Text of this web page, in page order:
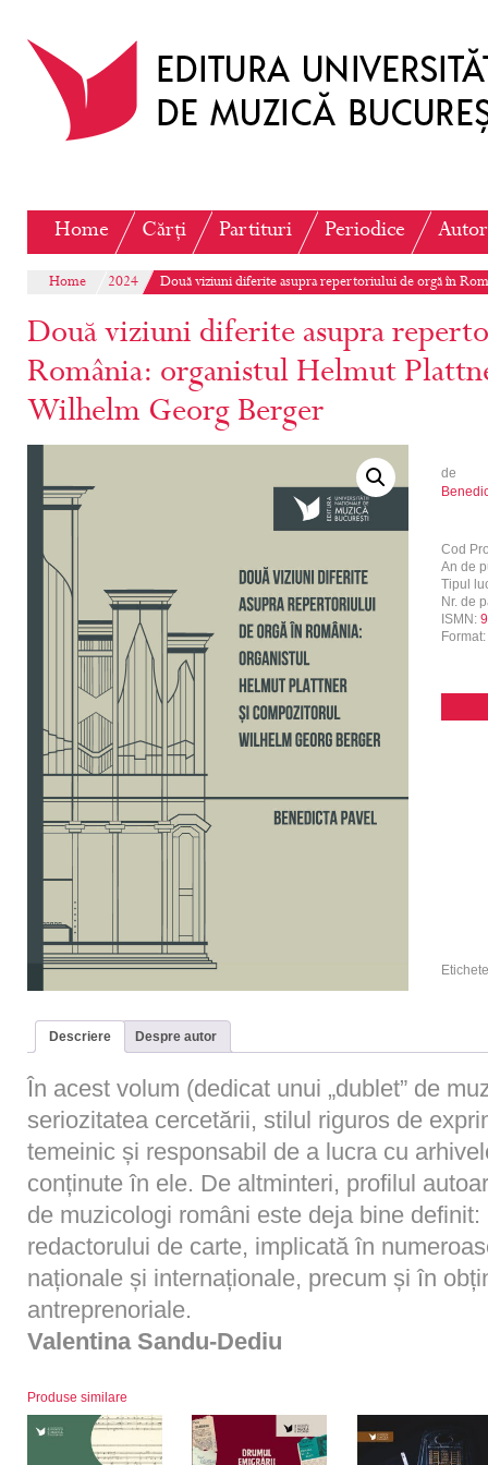
Home Cărți Partituri Periodice
Home 2024 Două viziuni diferite asupra repertoriului de orgă în
Două viziuni diferite asupra
România: organistul Helmut
Wilhelm Georg Berger
de
Cod
An de
Tipul
Nr. de
ISMN:
Format:
Descriere Despre autor
În acest volum (dedicat unui „dublet” de
seriozitatea cercetării, stilul riguros de
temeinic și responsabil de a lucra cu
conținute în ele. De altminteri, profilul
de muzicologi români este deja bine
redactorului de carte, implicată în
naționale și internaționale, precum și în
antreprenoriale.
Valentina Sandu-Dediu
Produse similare